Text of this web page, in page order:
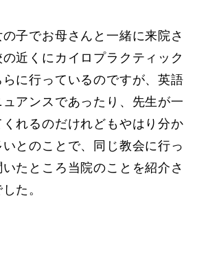
子でお母さんと一緒に来院さ
近くにカイロプラクティック
らに行っているのですが、英語
アンスであったり、先生が一
れるのだけれどもやはり分か
とのことで、同じ教会に行っ
たところ当院のことを紹介さ
た。